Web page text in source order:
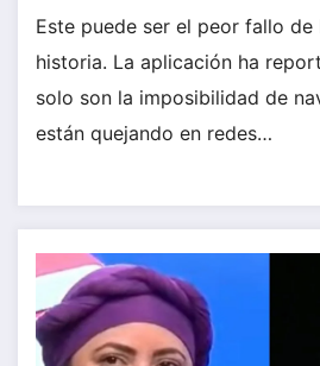
Este puede ser el peor fallo de
historia. La aplicación ha
solo son la imposibilidad de
están quejando en redes…